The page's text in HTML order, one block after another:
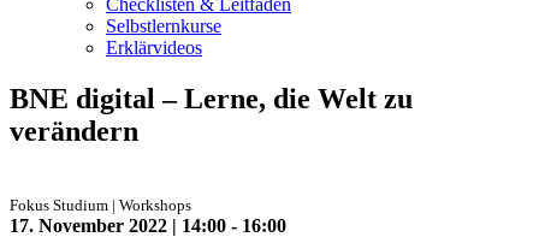
Selbstlernkurse
Erklärvideos
BNE digital – Lerne, die Welt zu
verändern
Fokus Studium | Workshops
17. November 2022 | 14:00 - 16:00